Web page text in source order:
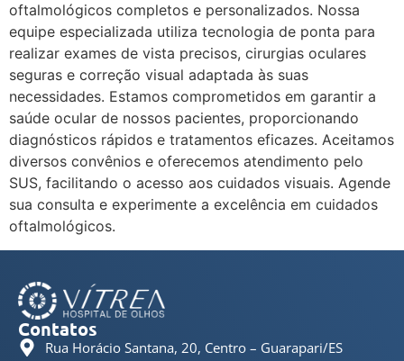
oftalmológicos completos e personalizados. Nossa
equipe especializada utiliza tecnologia de ponta para
realizar exames de vista precisos, cirurgias oculares
seguras e correção visual adaptada às suas
necessidades. Estamos comprometidos em garantir a
saúde ocular de nossos pacientes, proporcionando
diagnósticos rápidos e tratamentos eficazes. Aceitamos
diversos convênios e oferecemos atendimento pelo
SUS, facilitando o acesso aos cuidados visuais. Agende
sua consulta e experimente a excelência em cuidados
oftalmológicos.
Contatos
Rua Horácio Santana, 20, Centro – Guarapari/ES